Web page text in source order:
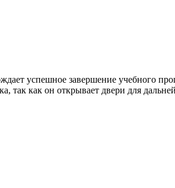
успешное завершение учебного
так как он открывает двери для